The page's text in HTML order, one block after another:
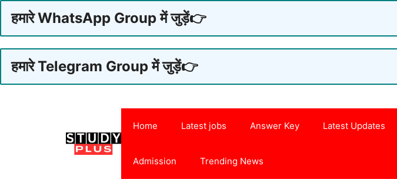
हमारे WhatsApp Group में जुड़ें👉
हमारे Telegram Group में जुड़ें👉
Home Latest jobs Answer Key Latest Updates
Admission Trending News